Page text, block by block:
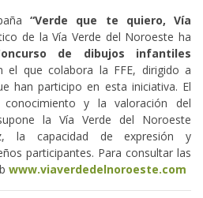
“Verde que te quiero, Vía
de la Vía Verde del Noroeste ha
de dibujos infantiles
el que colabora la FFE, dirigido a
han participo en esta iniciativa. El
y la valoración del
la Vía Verde del Noroeste
la capacidad de expresión y
participantes. Para consultar las
www.viaverdedelnoroeste.com